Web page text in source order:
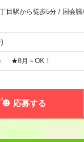
目駅から徒歩5分/ 国会
） ★8月～OK！
応募する